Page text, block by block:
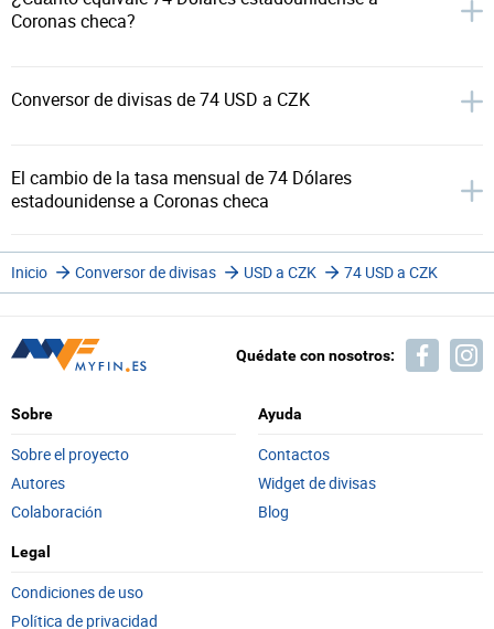
Coronas checa?
Conversor de divisas de 74 USD a CZK
El cambio de la tasa mensual de 74 Dólares
estadounidense a Coronas checa
Inicio Conversor de divisas USD a CZK 74 USD a CZK
Quédate con nosotros:
Sobre
Sobre el proyecto
Autores
Colaboración
Ayuda
Contactos
Widget de divisas
Blog
Legal
Condiciones de uso
Política de privacidad